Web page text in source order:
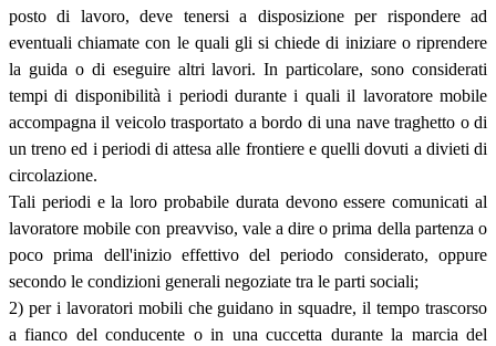
posto di lavoro, deve tenersi a disposizione per rispondere ad
eventuali chiamate con le quali gli si chiede di iniziare o riprendere
la guida o di eseguire altri lavori. In particolare, sono considerati
tempi di disponibilità i periodi durante i quali il lavoratore mobile
accompagna il veicolo trasportato a bordo di una nave traghetto o di
un treno ed i periodi di attesa alle frontiere e quelli dovuti a divieti di
circolazione.
Tali periodi e la loro probabile durata devono essere comunicati al
lavoratore mobile con preavviso, vale a dire o prima della partenza o
poco prima dell'inizio effettivo del periodo considerato, oppure
secondo le condizioni generali negoziate tra le parti sociali;
2) per i lavoratori mobili che guidano in squadre, il tempo trascorso
a fianco del conducente o in una cuccetta durante la marcia del